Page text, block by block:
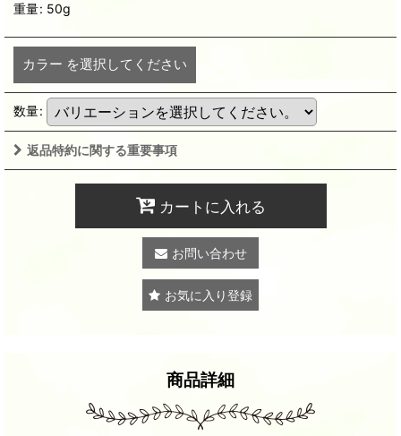
重量: 50g
カラー を選択してください
数量:
返品特約に関する重要事項
カートに入れる
お問い合わせ
お気に入り登録
商品詳細